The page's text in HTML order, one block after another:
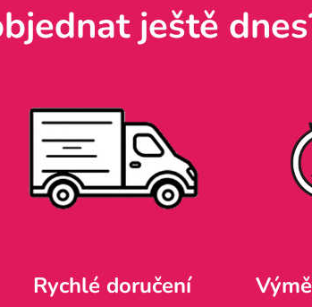
ještě
Rychlé doručení